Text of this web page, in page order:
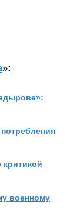
»:
критикой
военному